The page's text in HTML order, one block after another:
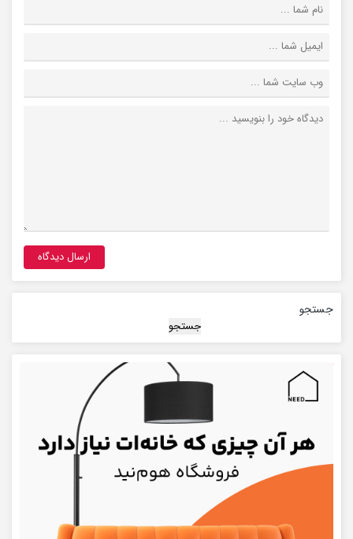
جستجو
جستجو